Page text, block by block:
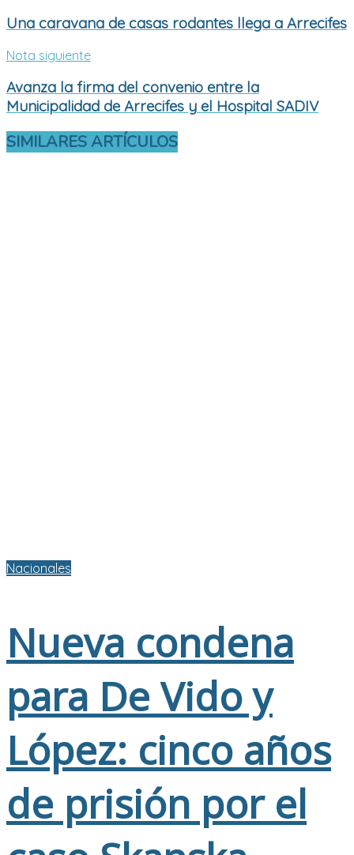
Una caravana de casas rodantes llega a Arrecifes
Nota siguiente
Avanza la firma del convenio entre la
Municipalidad de Arrecifes y el Hospital SADIV
SIMILARES ARTÍCULOS
Nacionales
Nueva condena
para De Vido y
López: cinco años
de prisión por el